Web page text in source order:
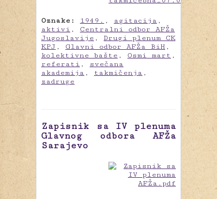
Oznake: 1949. , agitacija ,
aktivi , Centralni odbor AFŽa
Jugoslavije , Drugi plenum CK
KPJ , Glavni odbor AFŽa BiH ,
kolektivne bašte , Osmi mart ,
referati ,
svečana
akademija , takmičenja ,
zadruge
Zapisnik sa IV plenuma
Glavnog odbora AFŽa
Sarajevo